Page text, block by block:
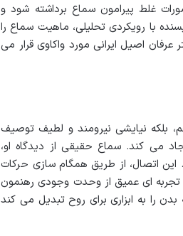
غلط پیرامون سماع برداشته شود و
با رویکردی تحلیلی، ماهیت سماع را
اصیل ایرانی مورد واکاوی قرار می
بلکه نیایشی نیرومند و لطیف توصیف
می کند. سماع حقیقی از دیدگاه او،
اتصال، از طریق همگام سازی حرکات
ای عمیق از وحدت وجودی رهنمون
را به ابزاری برای روح تبدیل می کند